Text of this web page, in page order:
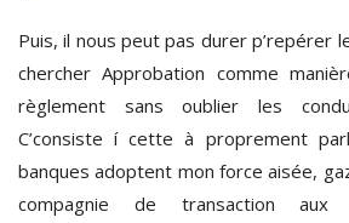
Puis, il nous peut pas durer p’repérer
chercher Approbation comme
règlement sans oublier les
C’consiste í cette à proprement
banques adoptent mon force aisée,
compagnie de transaction aux